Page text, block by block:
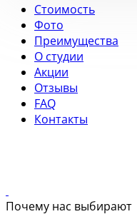
Стоимость
Фото
Преимущества
О студии
Акции
Отзывы
FAQ
Контакты
Почему нас выбирают